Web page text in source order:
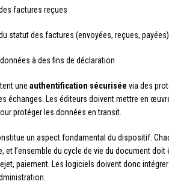
factures reçues
statut des factures (envoyées, reçues, payées)
à des fins de déclaration
une authentification sécurisée via des
échanges. Les éditeurs doivent mettre en
protéger les données en transit.
un aspect fondamental du dispositif.
et l’ensemble du cycle de vie du document
paiement. Les logiciels doivent donc